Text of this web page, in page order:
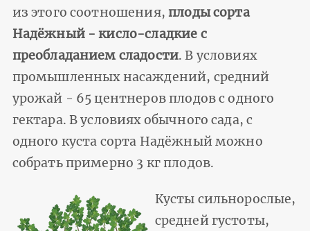
из этого соотношения, плоды сорта
Надёжный - кисло-сладкие с
преобладанием сладости. В условиях
промышленных насаждений, средний
урожай - 65 центнеров плодов с одного
гектара. В условиях обычного сада, с
одного куста сорта Надёжный можно
собрать примерно 3 кг плодов.
Кусты сильнорослые,
средней густоты,